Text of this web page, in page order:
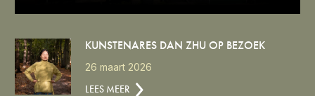
KUNSTENARES DAN ZHU OP BEZOEK
26 maart 2026
LEES MEER